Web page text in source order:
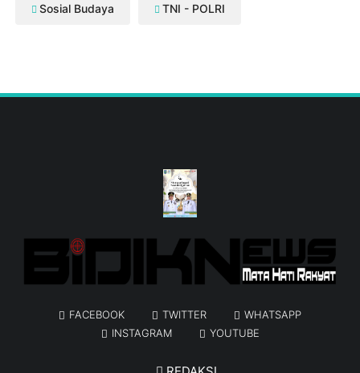
Sosial Budaya TNI - POLRI
FACEBOOK TWITTER
WHATSAPP
INSTAGRAM
YOUTUBE